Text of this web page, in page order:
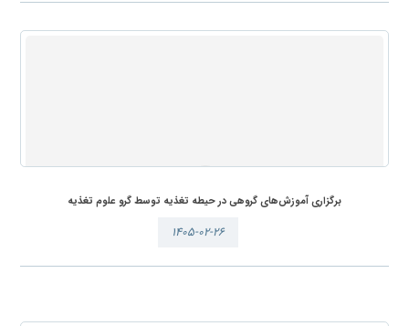
برگزاری آموزش‌های گروهی در حیطه تغذیه توسط گرو علوم تغذیه
۱۴۰۵-۰۲-۲۶